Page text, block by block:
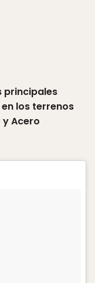
principales
los terrenos
Acero